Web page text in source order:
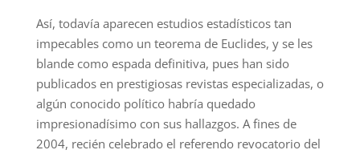
Así, todavía aparecen estudios estadísticos tan
impecables como un teorema de Euclides, y se les
blande como espada definitiva, pues han sido
publicados en prestigiosas revistas especializadas, o
algún conocido político habría quedado
impresionadísimo con sus hallazgos. A fines de
2004, recién celebrado el referendo revocatorio del